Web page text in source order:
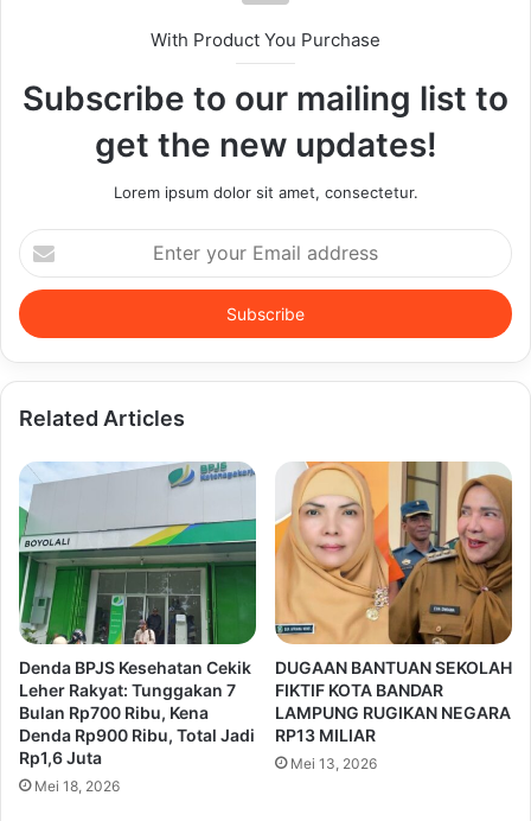
With Product You Purchase
Subscribe to our mailing list to
get the new updates!
Lorem ipsum dolor sit amet, consectetur.
Enter
your
Email
address
Related Articles
Denda BPJS Kesehatan Cekik
Leher Rakyat: Tunggakan 7
Bulan Rp700 Ribu, Kena
Denda Rp900 Ribu, Total Jadi
Rp1,6 Juta
Mei 18, 2026
DUGAAN BANTUAN SEKOLAH
FIKTIF KOTA BANDAR
LAMPUNG RUGIKAN NEGARA
RP13 MILIAR
Mei 13, 2026